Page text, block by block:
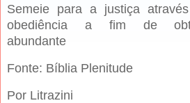
Semeie para a justiça
obediência a fim de
abundante
Fonte: Bíblia Plenitude
Por Litrazini